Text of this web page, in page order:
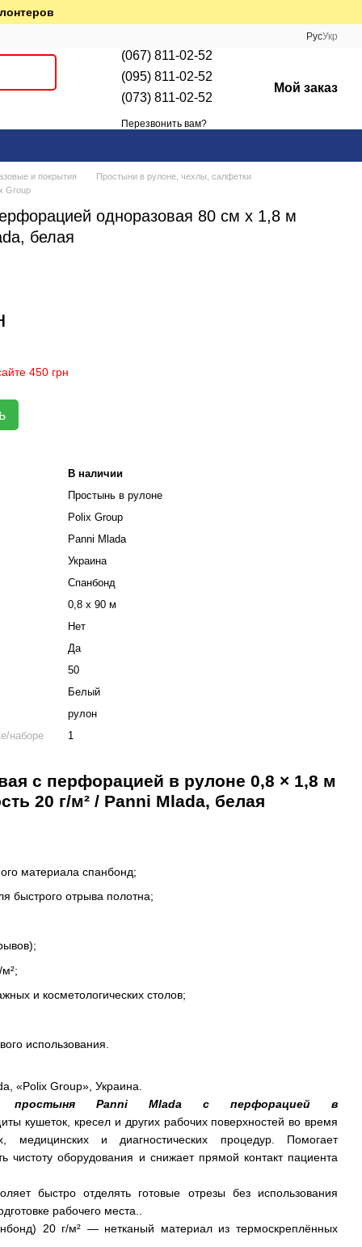
РусУкр
(067) 811-02-52
(095) 811-02-52
(073) 811-02-52
Перезвонить вам?
Мой заказ
и покрытия
Простыни в рулоне, чехлы, салфетки
Group
одноразовая 80 см х 1,8 м
белая
450 грн
В наличии
Простынь в рулоне
Polix Group
Panni Mladа
Украина
Спанбонд
0,8 х 90 м
Нет
Да
50
Белый
рулон
наборе
1
с перфорацией в рулоне 0,8 × 1,8 м
20 г/м² / Panni Mlada, белая
материала спанбонд;
быстрого отрыва полотна;
и косметологических столов;
использования.
«Polix Group», Украина.
простыня Panni Mlada с перфорацией в
кушеток, кресел и других рабочих поверхностей во время
медицинских и диагностических процедур. Помогает
чистоту оборудования и снижает прямой контакт пациента
быстро отделять готовые отрезы без использования
рабочего места..
20 г/м² — нетканый материал из термоскреплённых